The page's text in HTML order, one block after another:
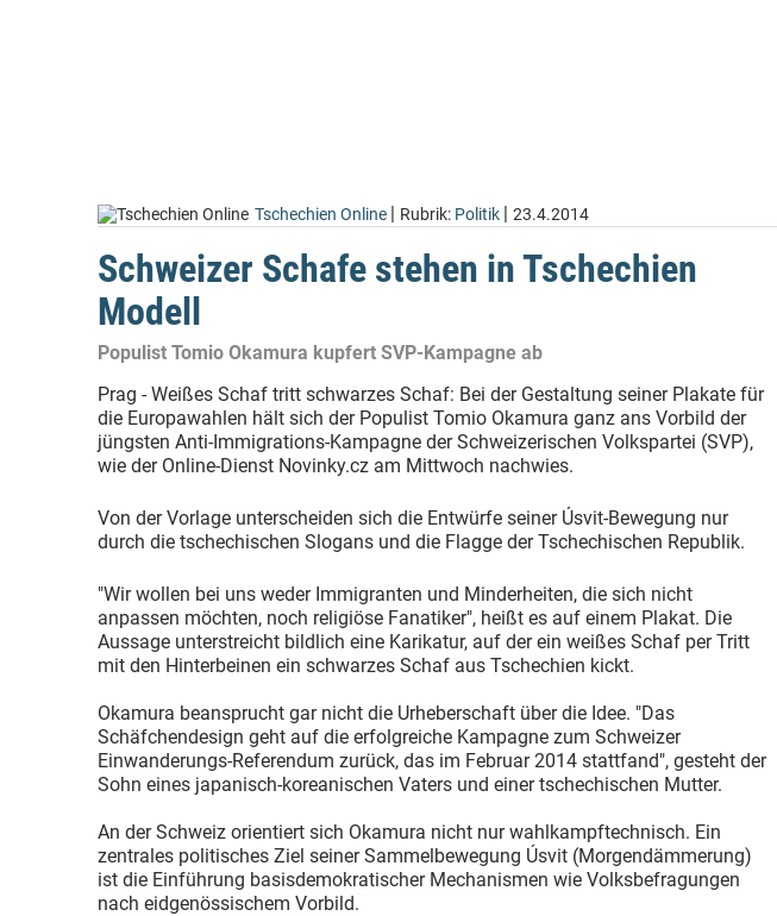
Tschechien Online | Rubrik: Politik | 23.4.2014
Schweizer Schafe stehen in Tschechien
Modell
Populist Tomio Okamura kupfert SVP-Kampagne ab
Prag - Weißes Schaf tritt schwarzes Schaf: Bei der Gestaltung seiner Plakate für
die Europawahlen hält sich der Populist Tomio Okamura ganz ans Vorbild der
jüngsten Anti-Immigrations-Kampagne der Schweizerischen Volkspartei (SVP),
wie der Online-Dienst Novinky.cz am Mittwoch nachwies.
Von der Vorlage unterscheiden sich die Entwürfe seiner Úsvit-Bewegung nur
durch die tschechischen Slogans und die Flagge der Tschechischen Republik.
"Wir wollen bei uns weder Immigranten und Minderheiten, die sich nicht
anpassen möchten, noch religiöse Fanatiker", heißt es auf einem Plakat. Die
Aussage unterstreicht bildlich eine Karikatur, auf der ein weißes Schaf per Tritt
mit den Hinterbeinen ein schwarzes Schaf aus Tschechien kickt.
Okamura beansprucht gar nicht die Urheberschaft über die Idee. "Das
Schäfchendesign geht auf die erfolgreiche Kampagne zum Schweizer
Einwanderungs-Referendum zurück, das im Februar 2014 stattfand", gesteht der
Sohn eines japanisch-koreanischen Vaters und einer tschechischen Mutter.
An der Schweiz orientiert sich Okamura nicht nur wahlkampftechnisch. Ein
zentrales politisches Ziel seiner Sammelbewegung Úsvit (Morgendämmerung)
ist die Einführung basisdemokratischer Mechanismen wie Volksbefragungen
nach eidgenössischem Vorbild.